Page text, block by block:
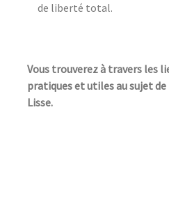
de liberté total.
Vous trouverez à travers les
pratiques et utiles au sujet
Lisse.